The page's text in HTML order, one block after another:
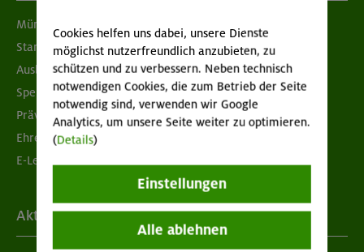
München & Oberland
Standorte
Ausbildung & Jobs
Spenden
Prävention sexualisierter Gewalt
Ehrenamtsbörse
E-Learning
Aktuelles
Cookies helfen uns dabei, unsere Dienste
möglichst nutzerfreundlich anzubieten, zu
schützen und zu verbessern. Neben technisch
notwendigen Cookies, die zum Betrieb der Seite
notwendig sind, verwenden wir Google
Analytics, um unsere Seite weiter zu optimieren.
(Details)
Einstellungen
Alle ablehnen